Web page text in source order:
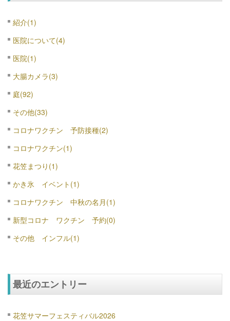
紹介(1)
医院について(4)
医院(1)
大腸カメラ(3)
庭(92)
その他(33)
コロナワクチン 予防接種(2)
コロナワクチン(1)
花笠まつり(1)
かき氷 イベント(1)
コロナワクチン 中秋の名月(1)
新型コロナ ワクチン 予約(0)
その他 インフル(1)
最近のエントリー
花笠サマーフェスティバル2026